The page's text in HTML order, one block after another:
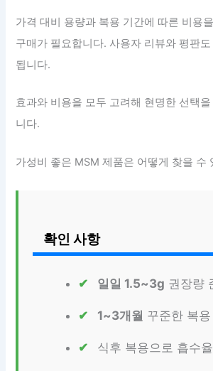
가격 대비 용량과 복용 기간에 따른 비용
구매가 필요합니다. 사용자 리뷰와 평판
됩니다.
효과와 비용을 모두 고려해 현명한 선택
니다.
가성비 좋은 MSM 제품은 어떻게 찾을 수
확인 사항
일일 1.5~3g 권장량
1~3개월 꾸준한 복용
식후 복용으로 흡수